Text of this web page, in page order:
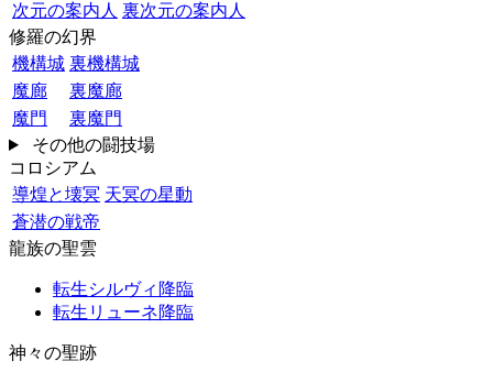
次元の案内人 裏次元の案内人
修羅の幻界
機構城 裏機構城
魔廊
裏魔廊
魔門
裏魔門
その他の闘技場
コロシアム
導煌と壊冥 天冥の星動
蒼潜の戦帝
龍族の聖雲
転生シルヴィ降臨
転生リューネ降臨
神々の聖跡